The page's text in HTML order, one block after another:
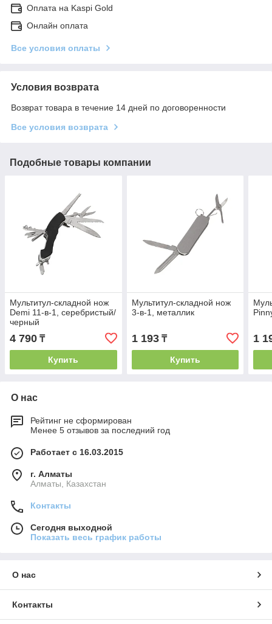
Оплата на Kaspi Gold
Онлайн оплата
Все условия оплаты
Условия возврата
Возврат товара в течение 14 дней по договоренности
Все условия возврата
Подобные товары компании
Мультитул-складной нож
Demi 11-в-1, серебристый/
черный
4 790 ₸
Купить
Мультитул-складной нож
3-в-1, металлик
1 193₸
Купить
1
О нас
Рейтинг не сформирован
Менее 5 отзывов за последний год
Работает с 16.03.2015
г. Алматы
Алматы, Казахстан
Контакты
Сегодня выходной
Показать весь график работы
О нас
Контакты